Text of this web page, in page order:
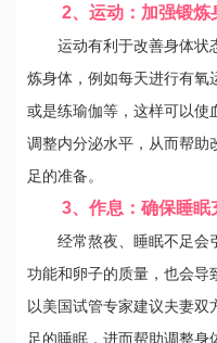
2、运动：加强锻炼
运动有利于改善身体状
炼身体，例如每天进行有氧
或是练瑜伽等，这样可以使
调整内分泌水平，从而帮助
足的准备。
3、作息：确保睡眠
经常熬夜、睡眠不足会
功能和卵子的质量，也会导
以美国试管专家建议夫妻
足的睡眠，进而帮助调整身